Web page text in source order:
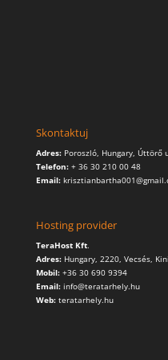
Skontaktuj
Adres:Poroszló, Hungary, Úttörő
Telefon:+ 36 30 210 00 48
Email:
Hosting provider
TeraHost Kft.
Adres:Hungary, 2220, Vecsés,
Mobil:+36 30 690 9394
Email:info@teratarhely.hu
Web:teratarhely.hu